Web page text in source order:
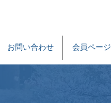
お問い合わせ 会員ページ